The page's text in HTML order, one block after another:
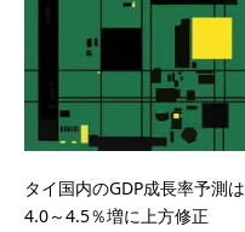
タイ国内のGDP成長率予測は
4.0～4.5％増に上方修正